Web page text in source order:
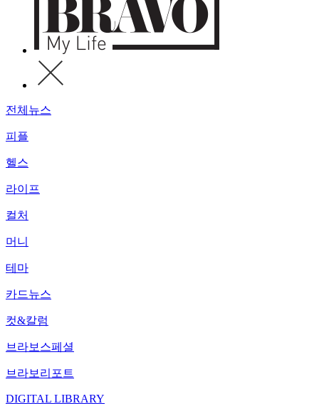
전체뉴스
피플
헬스
라이프
컬처
머니
테마
카드뉴스
컷&칼럼
브라보스페셜
브라보리포트
DIGITAL LIBRARY